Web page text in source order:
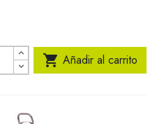
 Añadir al carrito